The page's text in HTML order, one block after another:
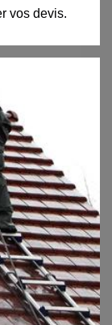
vos devis.